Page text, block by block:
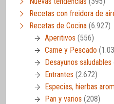
Recetas con freidora de
Recetas de Cocina (6.927)
Aperitivos (556)
Carne y Pescado
Desayunos saludables
Entrantes (2.672)
Especias, hierbas
Pan y varios (208)